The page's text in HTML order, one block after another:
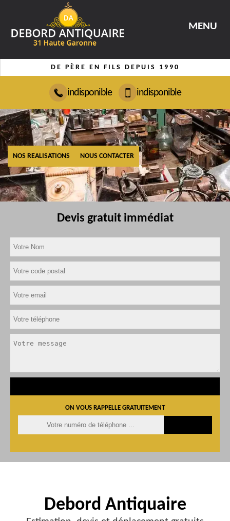
MENU
DE PÈRE EN FILS DEPUIS 1990
indisponible indisponible
NOS REALISATIONS NOUS CONTACTER
Devis gratuit immédiat
ON VOUS RAPPELLE GRATUITEMENT
Debord Antiquaire